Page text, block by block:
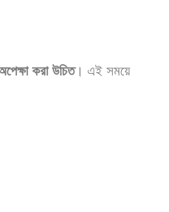
করা উচিত। এই সময়ে